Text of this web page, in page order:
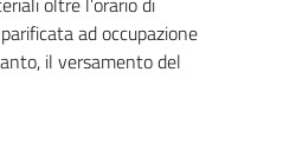
ad occupazione
il versamento del